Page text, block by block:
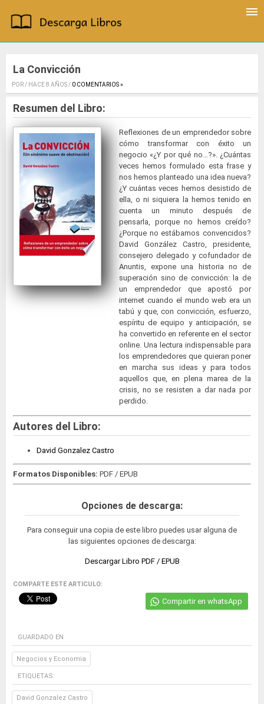
La Convicción
POR / HACE 8 AÑOS / 0 COMENTARIOS ».
Resumen del Libro:
Reflexiones de un emprendedor sobre
cómo transformar con éxito un
negocio «¿Y por qué no…?». ¿Cuántas
veces hemos formulado esta frase y
nos hemos planteado una idea nueva?
¿Y cuántas veces hemos desistido de
ella, o ni siquiera la hemos tenido en
cuenta un minuto después de
pensarla, porque no hemos creído?
¿Porque no estábamos convencidos?
David González Castro, presidente,
consejero delegado y cofundador de
Anuntis, expone una historia no de
superación sino de convicción: la de
un emprendedor que apostó por
internet cuando el mundo web era un
tabú y que, con convicción, esfuerzo,
espíritu de equipo y anticipación, se
ha convertido en referente en el sector
online. Una lectura indispensable para
los emprendedores que quieran poner
en marcha sus ideas y para todos
aquellos que, en plena marea de la
crisis, no se resisten a dar nada por
perdido.
Autores del Libro:
David Gonzalez Castro
Formatos Disponibles: PDF / EPUB
Opciones de descarga:
Para conseguir una copia de este libro puedes usar alguna de
las siguientes opciones de descarga:
Descargar Libro PDF / EPUB
COMPARTE ESTE ARTICULO:
Compartir en whatsApp
GUARDADO EN
Negocios y Economia
ETIQUETAS:
David Gonzalez Castro